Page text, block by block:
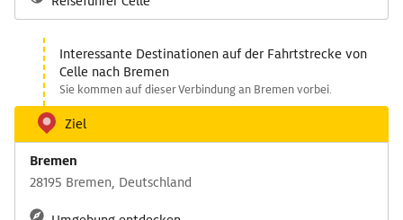
Interessante Destinationen auf der Fahrtstrecke von
Celle nach Bremen
Sie kommen auf dieser Verbindung an Bremen vorbei.
Ziel
Bremen
28195 Bremen, Deutschland